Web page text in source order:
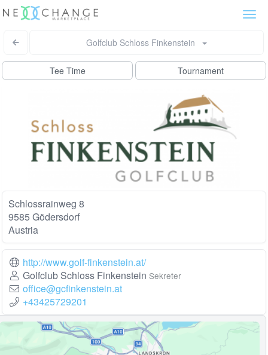
Golfclub Schloss Finkenstein
Tee Time Tournament
Schlossrainweg 8
9585 Gödersdorf
Austria
http://www.golf-finkenstein.at/
Golfclub Schloss Finkenstein Sekreter
office@gcfinkenstein.at
+43425729201